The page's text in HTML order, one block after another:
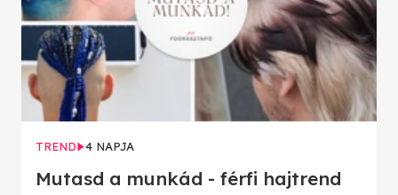
TREND 4 NAPJA
Mutasd a munkád - férfi hajtrend